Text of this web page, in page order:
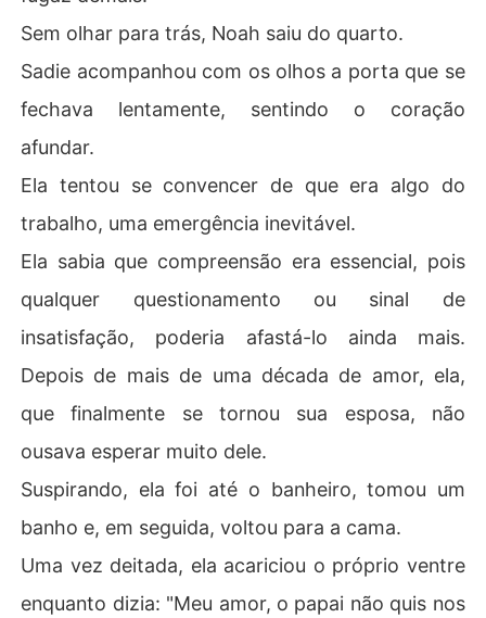
Sem olhar para trás, Noah saiu do quarto.
Sadie acompanhou com os olhos a porta que se
fechava lentamente, sentindo o coração
afundar.
Ela tentou se convencer de que era algo do
trabalho, uma emergência inevitável.
Ela sabia que compreensão era essencial, pois
qualquer questionamento ou sinal de
insatisfação, poderia afastá-lo ainda mais.
Depois de mais de uma década de amor, ela,
que finalmente se tornou sua esposa, não
ousava esperar muito dele.
Suspirando, ela foi até o banheiro, tomou um
banho e, em seguida, voltou para a cama.
Uma vez deitada, ela acariciou o próprio ventre
enquanto dizia: "Meu amor, o papai não quis nos